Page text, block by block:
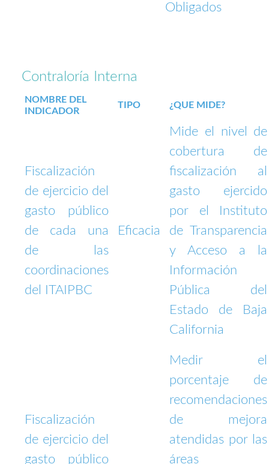
Obligados
Contraloría Interna
NOMBRE DEL
INDICADOR
TIPO ¿QUE MIDE?
Fiscalización
de ejercicio del
gasto público
de cada una
de las
coordinaciones
del ITAIPBC
Eficacia
Mide el nivel de
cobertura de
fiscalización al
gasto ejercido
por el Instituto
de Transparencia
y Acceso a la
Información
Pública del
Estado de Baja
California
Fiscalización
de ejercicio del
gasto público
Medir el
porcentaje de
recomendaciones
de mejora
atendidas por las
áreas